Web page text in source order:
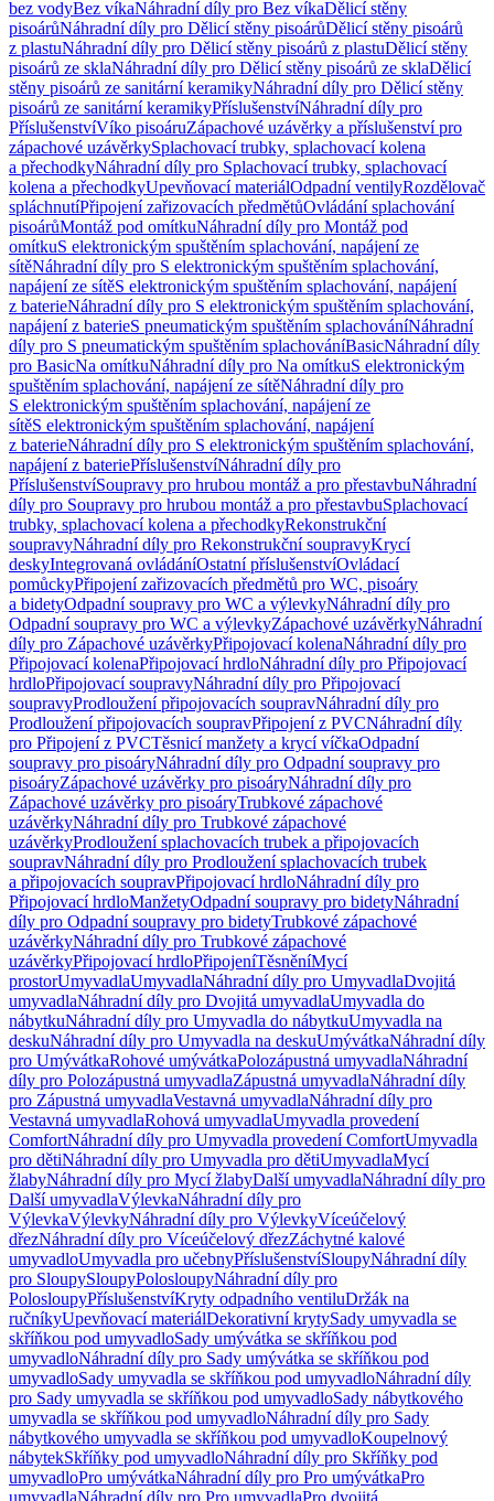
bez vodyBez víkaNáhradní díly pro Bez víkaDělicí stěny
pisoárůNáhradní díly pro Dělicí stěny pisoárůDělicí stěny pisoárů
z plastuNáhradní díly pro Dělicí stěny pisoárů z plastuDělicí stěny
pisoárů ze sklaNáhradní díly pro Dělicí stěny pisoárů ze sklaDělicí
stěny pisoárů ze sanitární keramikyNáhradní díly pro Dělicí stěny
pisoárů ze sanitární keramikyPříslušenstvíNáhradní díly pro
PříslušenstvíVíko pisoáruZápachové uzávěrky a příslušenství pro
zápachové uzávěrkySplachovací trubky, splachovací kolena
a přechodkyNáhradní díly pro Splachovací trubky, splachovací
kolena a přechodkyUpevňovací materiálOdpadní ventilyRozdělovač
spláchnutíPřipojení zařizovacích předmětůOvládání splachování
pisoárůMontáž pod omítkuNáhradní díly pro Montáž pod
omítkuS elektronickým spuštěním splachování, napájení ze
sítěNáhradní díly pro S elektronickým spuštěním splachování,
napájení ze sítěS elektronickým spuštěním splachování, napájení
z baterieNáhradní díly pro S elektronickým spuštěním splachování,
napájení z baterieS pneumatickým spuštěním splachováníNáhradní
díly pro S pneumatickým spuštěním splachováníBasicNáhradní díly
pro BasicNa omítkuNáhradní díly pro Na omítkuS elektronickým
spuštěním splachování, napájení ze sítěNáhradní díly pro
S elektronickým spuštěním splachování, napájení ze
sítěS elektronickým spuštěním splachování, napájení
z baterieNáhradní díly pro S elektronickým spuštěním splachování,
napájení z bateriePříslušenstvíNáhradní díly pro
PříslušenstvíSoupravy pro hrubou montáž a pro přestavbuNáhradní
díly pro Soupravy pro hrubou montáž a pro přestavbuSplachovací
trubky, splachovací kolena a přechodkyRekonstrukční
soupravyNáhradní díly pro Rekonstrukční soupravyKrycí
deskyIntegrovaná ovládáníOstatní příslušenstvíOvládací
pomůckyPřipojení zařizovacích předmětů pro WC, pisoáry
a bidetyOdpadní soupravy pro WC a výlevkyNáhradní díly pro
Odpadní soupravy pro WC a výlevkyZápachové uzávěrkyNáhradní
díly pro Zápachové uzávěrkyPřipojovací kolenaNáhradní díly pro
Připojovací kolenaPřipojovací hrdloNáhradní díly pro Připojovací
hrdloPřipojovací soupravyNáhradní díly pro Připojovací
soupravyProdloužení připojovacích soupravNáhradní díly pro
Prodloužení připojovacích soupravPřipojení z PVCNáhradní díly
pro Připojení z PVCTěsnicí manžety a krycí víčkaOdpadní
soupravy pro pisoáryNáhradní díly pro Odpadní soupravy pro
pisoáryZápachové uzávěrky pro pisoáryNáhradní díly pro
Zápachové uzávěrky pro pisoáryTrubkové zápachové
uzávěrkyNáhradní díly pro Trubkové zápachové
uzávěrkyProdloužení splachovacích trubek a připojovacích
soupravNáhradní díly pro Prodloužení splachovacích trubek
a připojovacích soupravPřipojovací hrdloNáhradní díly pro
Připojovací hrdloManžetyOdpadní soupravy pro bidetyNáhradní
díly pro Odpadní soupravy pro bidetyTrubkové zápachové
uzávěrkyNáhradní díly pro Trubkové zápachové
uzávěrkyPřipojovací hrdloPřipojeníTěsněníMycí
prostorUmyvadlaUmyvadlaNáhradní díly pro UmyvadlaDvojitá
umyvadlaNáhradní díly pro Dvojitá umyvadlaUmyvadla do
nábytkuNáhradní díly pro Umyvadla do nábytkuUmyvadla na
deskuNáhradní díly pro Umyvadla na deskuUmývátkaNáhradní díly
pro UmývátkaRohové umývátkaPolozápustná umyvadlaNáhradní
díly pro Polozápustná umyvadlaZápustná umyvadlaNáhradní díly
pro Zápustná umyvadlaVestavná umyvadlaNáhradní díly pro
Vestavná umyvadlaRohová umyvadlaUmyvadla provedení
ComfortNáhradní díly pro Umyvadla provedení ComfortUmyvadla
pro dětiNáhradní díly pro Umyvadla pro dětiUmyvadlaMycí
žlabyNáhradní díly pro Mycí žlabyDalší umyvadlaNáhradní díly pro
Další umyvadlaVýlevkaNáhradní díly pro
VýlevkaVýlevkyNáhradní díly pro VýlevkyVíceúčelový
dřezNáhradní díly pro Víceúčelový dřezZáchytné kalové
umyvadloUmyvadla pro učebnyPříslušenstvíSloupyNáhradní díly
pro SloupySloupyPolosloupyNáhradní díly pro
PolosloupyPříslušenstvíKryty odpadního ventiluDržák na
ručníkyUpevňovací materiálDekorativní krytySady umyvadla se
skříňkou pod umyvadloSady umývátka se skříňkou pod
umyvadloNáhradní díly pro Sady umývátka se skříňkou pod
umyvadloSady umyvadla se skříňkou pod umyvadloNáhradní díly
pro Sady umyvadla se skříňkou pod umyvadloSady nábytkového
umyvadla se skříňkou pod umyvadloNáhradní díly pro Sady
nábytkového umyvadla se skříňkou pod umyvadloKoupelnový
nábytekSkříňky pod umyvadloNáhradní díly pro Skříňky pod
umyvadloPro umývátkaNáhradní díly pro Pro umývátkaPro
umyvadlaNáhradní díly pro Pro umyvadlaPro dvojitá